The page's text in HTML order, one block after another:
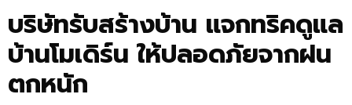
บริษัทรับสร้างบ้าน แจกทริคดูแล
บ้านโมเดิร์น ให้ปลอดภัยจากฝน
ตกหนัก